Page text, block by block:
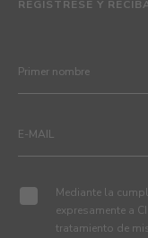
REGÍSTRESE Y
Mediante la
expresamente a
tratamiento de